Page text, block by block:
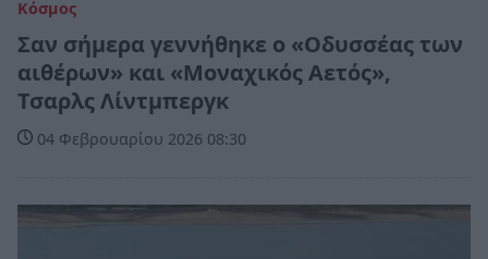
Κόσμος
Σαν σήμερα γεννήθηκε ο «Οδυσσέας των
αιθέρων» και «Μοναχικός Αετός»,
Τσαρλς Λίντμπεργκ
04 Φεβρουαρίου 2026 08:30